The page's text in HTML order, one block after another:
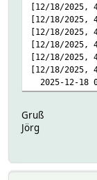
[12/18/2025,
[12/18/2025,
[12/18/2025,
[12/18/2025,
[12/18/2025,
[12/18/2025,
2025-12-18
Gruß
Jörg